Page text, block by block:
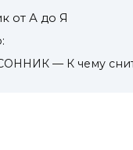
от А до Я
— К чему